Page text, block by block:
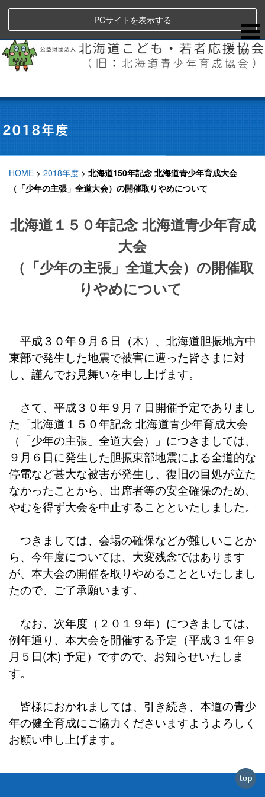
PCサイトを表示する
HOME > 2018年度 > 北海道150年記念 北海道青少年育成大会
（「少年の主張」全道大会）の開催取りやめについて
北海道１５０年記念 北海道青少年育成
大会
（「少年の主張」全道大会）の開催取
りやめについて
平成３０年９月６日（木）、北海道胆振地方中
東部で発生した地震で被害に遭った皆さまに対
し、謹んでお見舞いを申し上げます。
さて、平成３０年９月７日開催予定でありまし
た「北海道１５０年記念 北海道青少年育成大会
（「少年の主張」全道大会）」につきましては、
９月６日に発生した胆振東部地震による全道的な
停電など甚大な被害が発生し、復旧の目処が立た
なかったことから、出席者等の安全確保のため、
やむを得ず大会を中止することといたしました。
つきましては、会場の確保などが難しいことか
ら、今年度については、大変残念ではあります
が、本大会の開催を取りやめることといたしまし
たので、ご了承願います。
なお、次年度（２０１９年）につきましては、
例年通り、本大会を開催する予定（平成３１年９
月５日(木) 予定）ですので、お知らせいたしま
す。
皆様におかれましては、引き続き、本道の青少
年の健全育成にご協力くださいますようよろしく
お願い申し上げます。